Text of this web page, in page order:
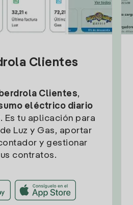
Clientes
Clientes,
eléctrico diario
Es tu aplicación para
Luz y Gas, aportar
y gestionar
contratos.